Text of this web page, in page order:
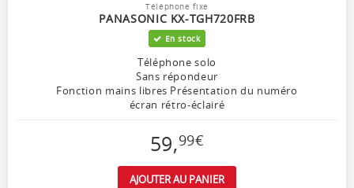
Téléphone fixe
PANASONIC KX-TGH720FRB
En stock
Téléphone solo
Sans répondeur
Fonction mains libres Présentation du numéro
écran rétro-éclairé
59,99€
AJOUTER AU PANIER